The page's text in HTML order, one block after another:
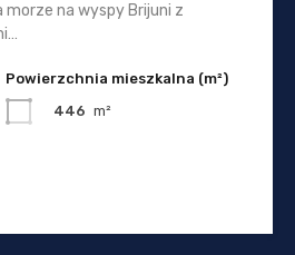
morze na wyspy Brijuni z
Powierzchnia mieszkalna (m²)
446 m²